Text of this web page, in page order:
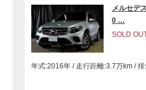
メルセデ
0 …
SOLD
年式:2016年 走行距離:3.7万km